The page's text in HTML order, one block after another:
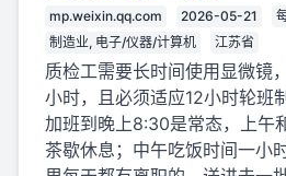
mp.weixin.qq.com 2026-05-21
制造业, 电子/仪器/计算机
江苏省
质检工需要长时间使用显微镜
小时，且必须适应12小时轮班
加班到晚上8:30是常态，上午
茶歇休息；中午吃饭时间一小